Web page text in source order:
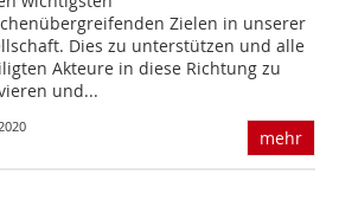
Zielen in unserer
Dies zu unterstützen und alle
Akteure in diese Richtung zu
und...
mehr